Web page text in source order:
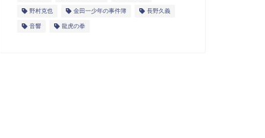
野村克也 金田一少年の事件簿 長野久義
音響 龍虎の拳